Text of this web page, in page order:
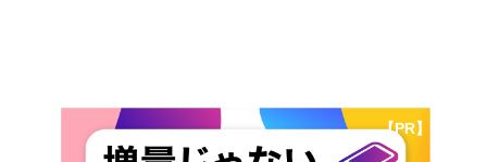
【PR】